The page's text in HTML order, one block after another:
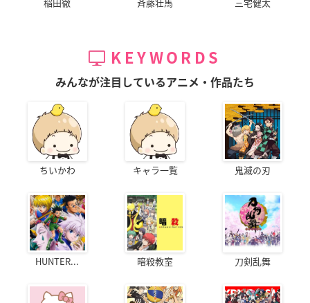
KEYWORDS
みんなが注目しているアニメ・作品たち
ちいかわ キャラ一覧 鬼滅の刃
HUNTER... 暗殺教室 刀剣乱舞